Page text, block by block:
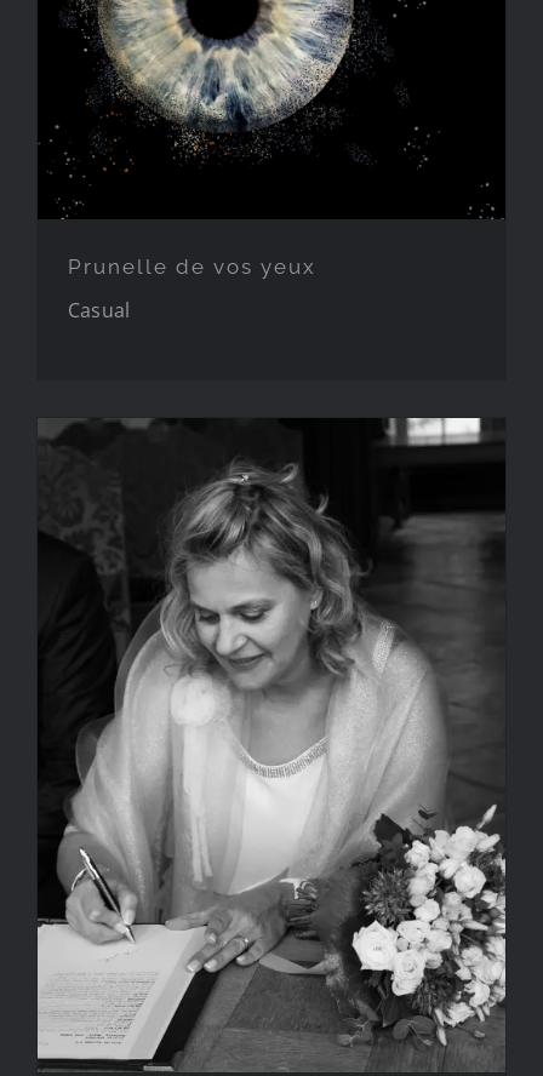
Enfant
Couple
Encadrement
A propos
Actualités
Prunelle de vos yeux
Casual
Evènement